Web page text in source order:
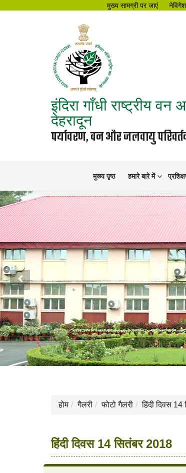
मुख्य सामग्री पर जाएं
इंदिरा गाँधी राष्ट्रीय वन
देहरादून
पर्यावरण, वन और जलवायु
मुख्य पृष्ठ हमारे बारे में
होम गैलरी फोटो गैलरी हिंदी दिवस
हिंदी दिवस 14 सितंबर 2018